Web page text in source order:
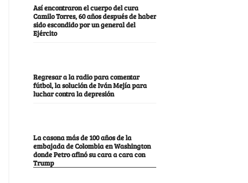
Así encontraron el cuerpo del cura
Camilo Torres, 60 años después de haber
sido escondido por un general del
Ejército
Regresar a la radio para comentar
fútbol, la solución de Iván Mejía para
luchar contra la depresión
La casona más de 100 años de la
embajada de Colombia en Washington
donde Petro afinó su cara a cara con
Trump